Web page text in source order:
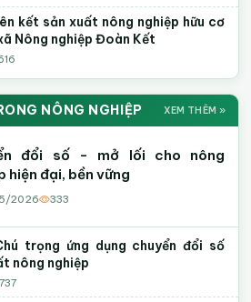
kết sản xuất nông nghiệp hữu cơ
Nông nghiệp Đoàn Kết
NÔNG NGHIỆP XEM THÊM »
đổi số - mở lối cho nông
hiện đại, bền vững
2026 333
trọng ứng dụng chuyển đổi số
nông nghiệp
737